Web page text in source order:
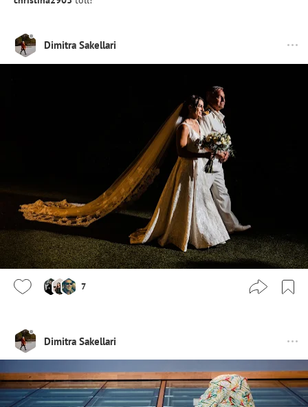
Dimitra Sakellari
7
Dimitra Sakellari